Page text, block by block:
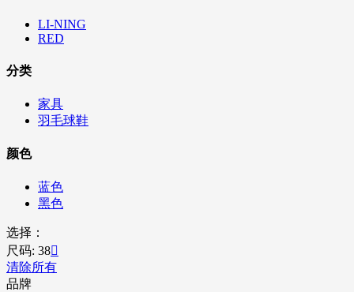
LI-NING
RED
分类
家具
羽毛球鞋
颜色
蓝色
黑色
选择：
尺码: 38
清除所有
品牌